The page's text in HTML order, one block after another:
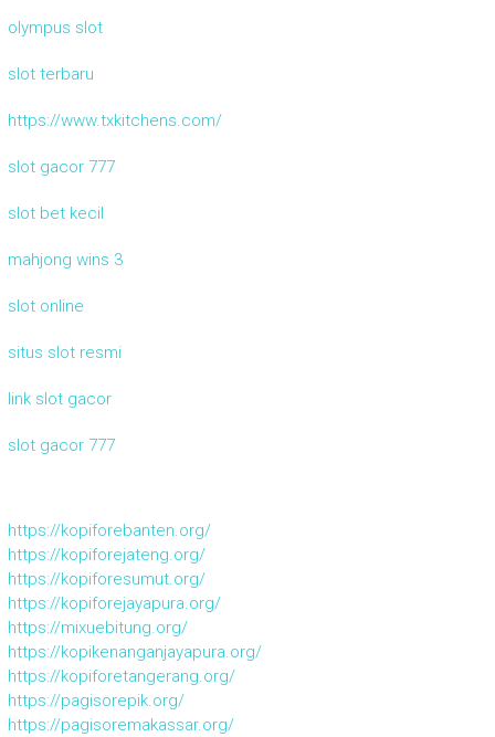
olympus slot
slot terbaru
https://www.txkitchens.com/
slot gacor 777
slot bet kecil
mahjong wins 3
slot online
situs slot resmi
link slot gacor
slot gacor 777
https://kopiforebanten.org/
https://kopiforejateng.org/
https://kopiforesumut.org/
https://kopiforejayapura.org/
https://mixuebitung.org/
https://kopikenanganjayapura.org/
https://kopiforetangerang.org/
https://pagisorepik.org/
https://pagisoremakassar.org/